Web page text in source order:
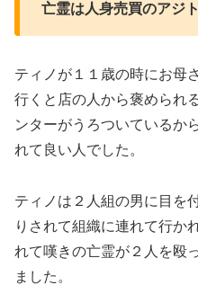
亡霊は人身売買のアジ
ティノが１１歳の時にお母
行くと店の人から褒められ
ンターがうろついているか
れて良い人でした。
ティノは２人組の男に目を
りされて組織に連れて行か
れて嘆きの亡霊が２人を殴
ました。